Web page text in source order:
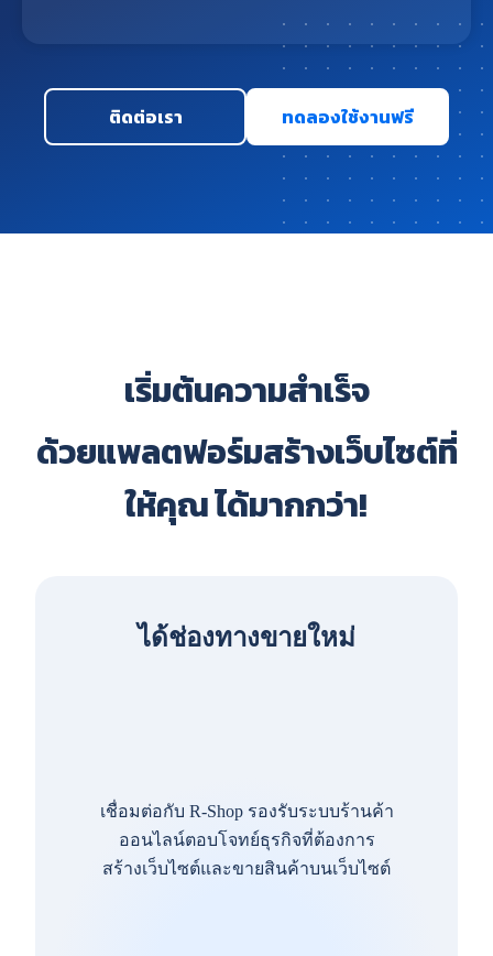
ติดต่อเรา ทดลองใช้งานฟรี
เริ่มต้นความสำเร็จ
ด้วยแพลตฟอร์มสร้างเว็บไซต์ที่
ให้คุณ ได้มากกว่า!
ได้ช่องทางขายใหม่
เชื่อมต่อกับ R-Shop รองรับระบบร้านค้า
ออนไลน์ตอบโจทย์ธุรกิจที่ต้องการ
สร้างเว็บไซต์และขายสินค้าบนเว็บไซต์